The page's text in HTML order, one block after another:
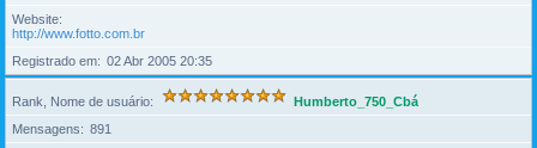
Website
http://www.fotto.com.br
Registrado em
02 Abr 2005 20:35
Rank, Nome de usuário
Humberto_750_Cbá
Mensagens
891